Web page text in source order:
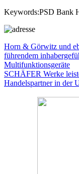
Keywords:PSD Bank
Vorheriger
Beitrag:
Horn & Görwitz und
führendem
Multifunktionsgeräte
Nächster
Beitrag:
SCHÄFER Werke
Handelspartner in der